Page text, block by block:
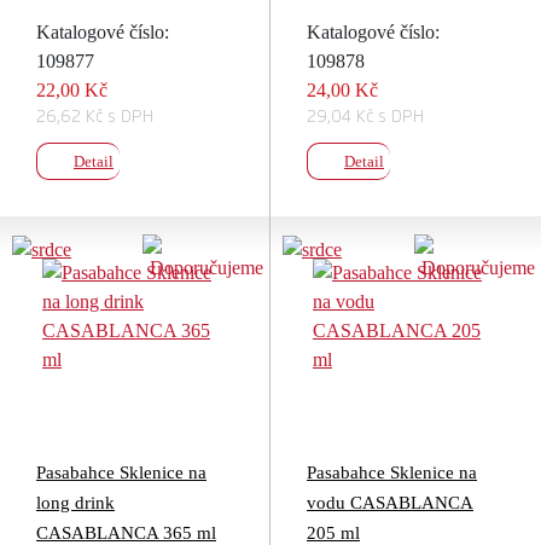
Katalogové číslo:
109877
22,00 Kč
26,62 Kč s DPH
Detail
Katalogové číslo:
109878
24,00 Kč
29,04 Kč s DPH
Detail
Pasabahce Sklenice na
long drink
CASABLANCA 365 ml
Pasabahce Sklenice na
vodu CASABLANCA
205 ml